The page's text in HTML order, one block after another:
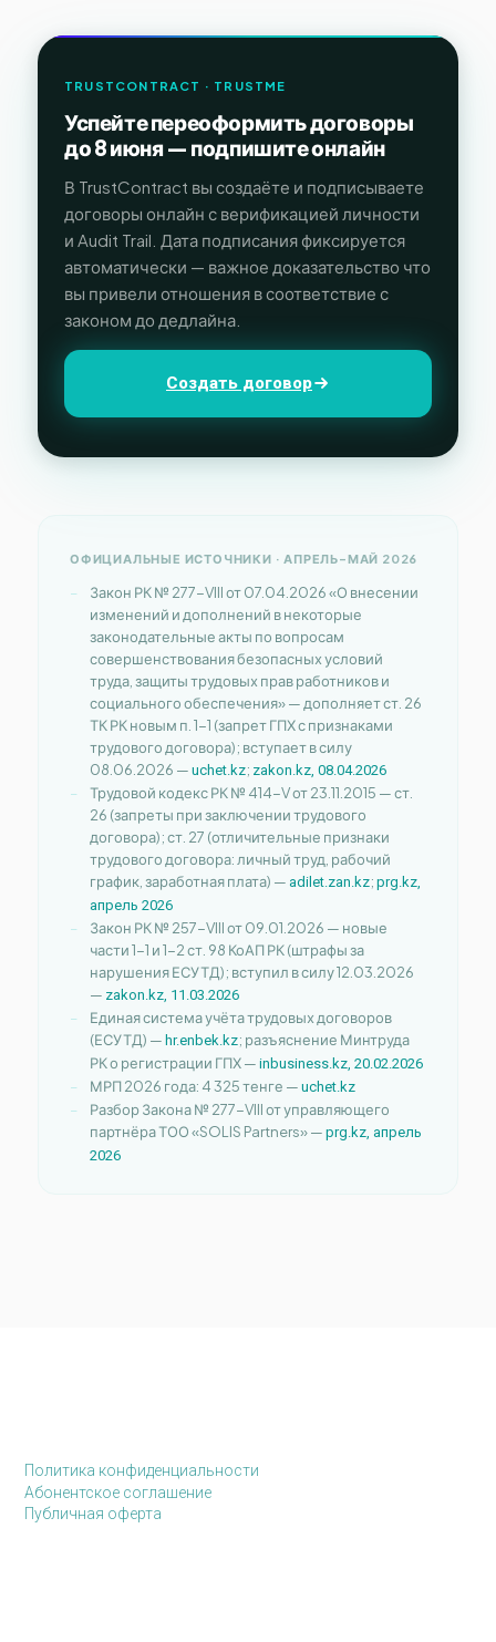
TRUSTCONTRACT · TRUSTME
Успейте переоформить договоры
до 8 июня — подпишите онлайн
В TrustContract вы создаёте и подписываете
договоры онлайн с верификацией личности
и Audit Trail. Дата подписания фиксируется
автоматически — важное доказательство что
вы привели отношения в соответствие с
законом до дедлайна.
Создать договор
ОФИЦИАЛЬНЫЕ ИСТОЧНИКИ · АПРЕЛЬ–МАЙ 2026
Закон РК № 277-VIII от 07.04.2026 «О внесении
изменений и дополнений в некоторые
законодательные акты по вопросам
совершенствования безопасных условий
труда, защиты трудовых прав работников и
социального обеспечения» — дополняет ст. 26
ТК РК новым п. 1-1 (запрет ГПХ с признаками
трудового договора); вступает в силу
08.06.2026 — uchet.kz; zakon.kz, 08.04.2026
Трудовой кодекс РК № 414-V от 23.11.2015 — ст.
26 (запреты при заключении трудового
договора); ст. 27 (отличительные признаки
трудового договора: личный труд, рабочий
график, заработная плата) — adilet.zan.kz; prg.kz,
апрель 2026
Закон РК № 257-VIII от 09.01.2026 — новые
части 1-1 и 1-2 ст. 98 КоАП РК (штрафы за
нарушения ЕСУТД); вступил в силу 12.03.2026
— zakon.kz, 11.03.2026
Единая система учёта трудовых договоров
(ЕСУТД) — hr.enbek.kz; разъяснение Минтруда
РК о регистрации ГПХ — inbusiness.kz, 20.02.2026
МРП 2026 года: 4 325 тенге — uchet.kz
Разбор Закона № 277-VIII от управляющего
партнёра ТОО «SOLIS Partners» — prg.kz, апрель
2026
Политика конфиденциальности
Абонентское соглашение
Публичная оферта